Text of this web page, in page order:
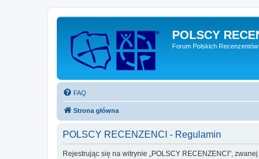
POLSCY
Forum Polskich Recenzentów
FAQ
Strona główna
POLSCY RECENZENCI - Regulamin
Rejestrując się na witrynie „POLSCY RECENZENCI”,